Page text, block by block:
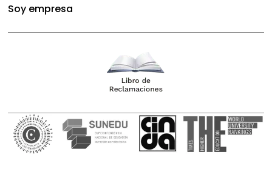
Soy empresa